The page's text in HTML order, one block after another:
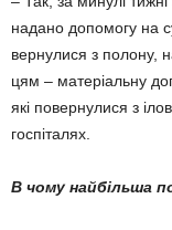
надано до­помогу на
верну­лися з по­ло­ну,
цям – матеріальну
які повернулися з
госпіталях.
В чому найбільша